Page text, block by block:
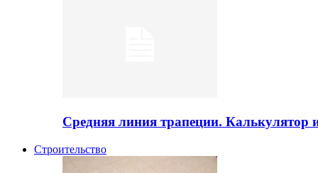
Средняя линия трапеции.
Строительство